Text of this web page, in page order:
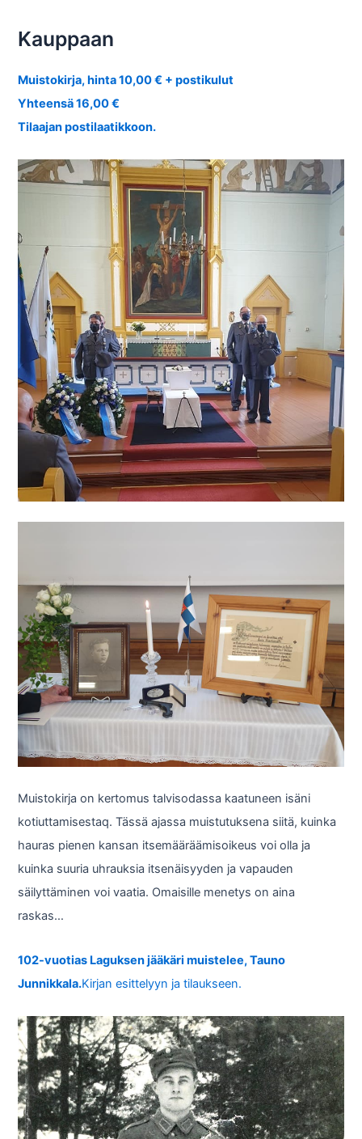
Kauppaan
Muistokirja, hinta 10,00 € + postikulut
Yhteensä 16,00 €
Tilaajan postilaatikkoon.
Muistokirja on kertomus talvisodassa kaatuneen isäni
kotiuttamisestaq. Tässä ajassa muistutuksena siitä, kuinka
hauras pienen kansan itsemääräämisoikeus voi olla ja
kuinka suuria uhrauksia itsenäisyyden ja vapauden
säilyttäminen voi vaatia. Omaisille menetys on aina
raskas…
102-vuotias Laguksen jääkäri muistelee, Tauno
Junnikkala.Kirjan esittelyyn ja tilaukseen.